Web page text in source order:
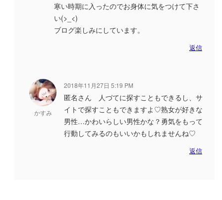
寒い時期に入ったのでお身体に気をつけて下さ
い(>_<)
ブログ楽しみにしています。
返信
かすみ
2018年11月27日 5:19 PM
匿名さん 人づてに探すこともできるし、サ
イトで探すこともできますよ♡熟女が好きな
男性…かわいらしい男性かな？勇気をもって
行動してみるのもいいかもしれませんね♡
返信